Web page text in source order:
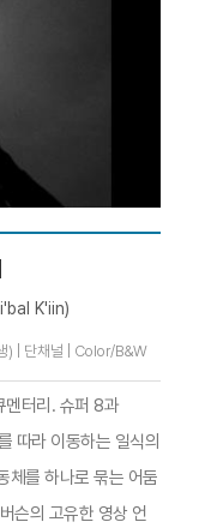
K'iin)
) | 단채널 | Color/B&W
멘터리. 슈퍼 8과
따라 이동하는 일식의
체를 하나로 묶는 어둠
슨의 고유한 영상 언